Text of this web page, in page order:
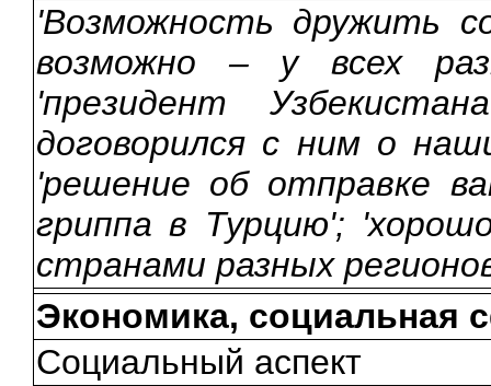
'Возможность дружить
возможно – у всех
'президент
договорился с ним о
'решение об отправке
гриппа в Турцию';
странами разных
Экономика, социальная
Социальный аспект